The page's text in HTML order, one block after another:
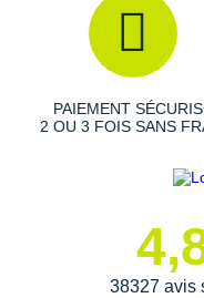
kilomètres tout en
performance à
Semelle intérieure
PAIEMENT
2 OU 3 FOIS SANS
38327 avis